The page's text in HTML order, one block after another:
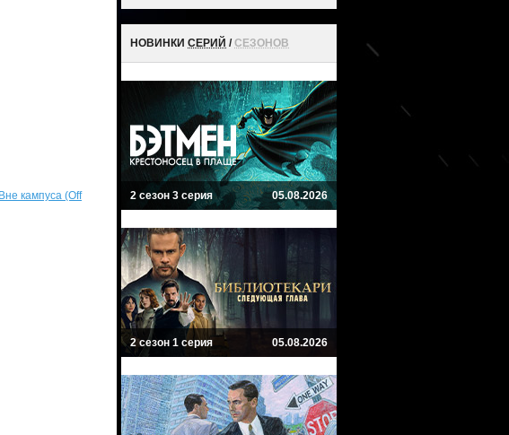
Вне кампуса (Off
НОВИНКИ СЕРИЙ /СЕЗОНОВ
2 сезон 3 серия 05.08.2026
2 сезон 1 серия 05.08.2026